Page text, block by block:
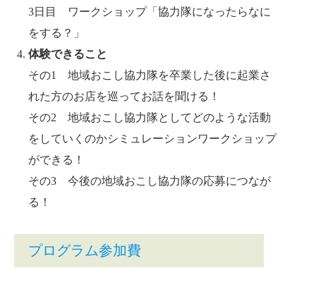
3日目 ワークショップ「協力隊になったらなに
をする？」
体験できること
その1 地域おこし協力隊を卒業した後に起業さ
れた方のお店を巡ってお話を聞ける！
その2 地域おこし協力隊としてどのような活動
をしていくのかシミュレーションワークショップ
ができる！
その3 今後の地域おこし協力隊の応募につなが
る！
プログラム参加費